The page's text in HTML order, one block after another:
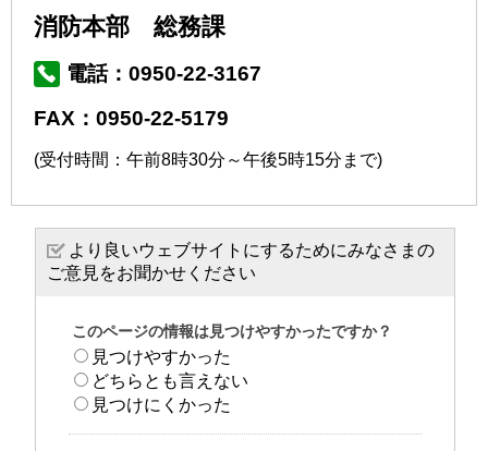
消防本部 総務課
電話：0950-22-3167
FAX：0950-22-5179
(受付時間：午前8時30分～午後5時15分まで)
より良いウェブサイトにするためにみなさまの
ご意見をお聞かせください
このページの情報は見つけやすかったですか？
見つけやすかった
どちらとも言えない
見つけにくかった